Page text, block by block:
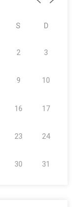
S D
2 3
9 10
16 17
23 24
30 31